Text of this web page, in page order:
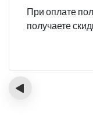
При оплате
получаете
‹